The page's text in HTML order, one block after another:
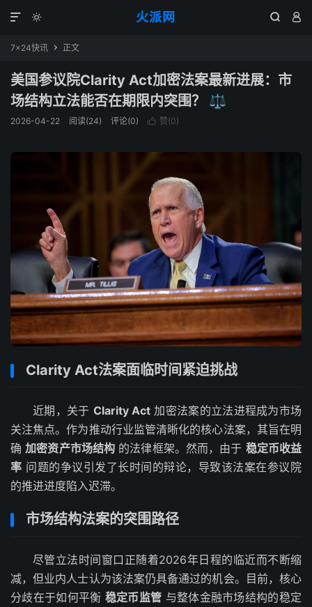
火派网
  

7×24快讯  正文
美国参议院Clarity Act加密法案最新进展：市
场结构立法能否在期限内突围？ ⚖️
2026-04-22 阅读(24) 评论(0)  赞(0)
Clarity Act法案面临时间紧迫挑战
近期，关于 Clarity Act 加密法案的立法进程成为市场
关注焦点。作为推动行业监管清晰化的核心法案，其旨在明
确加密资产市场结构 的法律框架。然而，由于 稳定币收益
率 问题的争议引发了长时间的辩论，导致该法案在参议院
的推进进度陷入迟滞。
市场结构法案的突围路径
尽管立法时间窗口正随着2026年日程的临近而不断缩
减，但业内人士认为该法案仍具备通过的机会。目前，核心
分歧在于如何平衡 稳定币监管 与整体金融市场结构的稳定